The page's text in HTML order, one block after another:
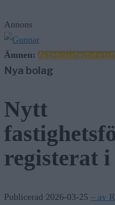
Annons
Ämnen: Aktiebolag
Nya bolag
Nytt
registerat
Publicerad 2026-03-25 – av